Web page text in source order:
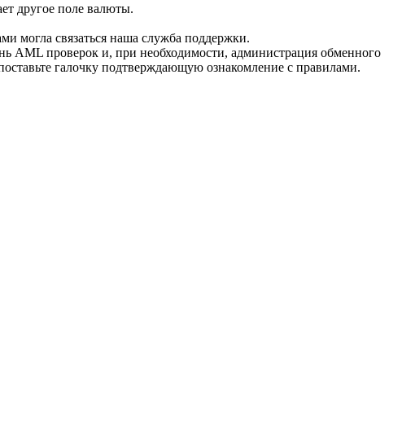
другое поле валюты.
могла связаться наша служба поддержки.
AML проверок и, при необходимости, администрация обменного
галочку подтверждающую ознакомление с правилами.